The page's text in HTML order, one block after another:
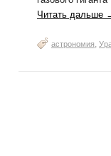
Читать дальше
астрономия,